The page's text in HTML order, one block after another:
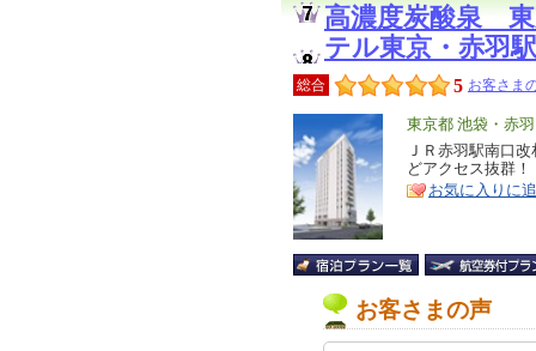
高濃度炭酸泉
テル東京・赤羽
総合 5 お客さま
エ
リ
ア
東京都 池袋・赤
特
徴
ＪＲ赤羽駅南口
どアクセス抜群！
お気に入りに
お客さまの声